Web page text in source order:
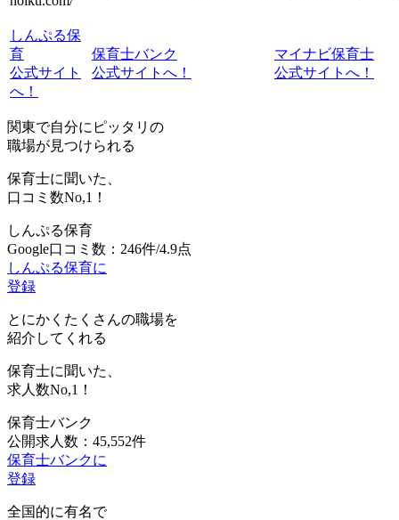
しんぷる保
育
公式サイト
へ！
保育士バンク
公式サイトへ！
マイナビ保育士
公式サイトへ！
関東で自分にピッタリの
職場が見つけられる
保育士に聞いた、
口コミ数No,1！
しんぷる保育
Google口コミ数：246件/4.9点
しんぷる保育に
登録
とにかくたくさんの職場を
紹介してくれる
保育士に聞いた、
求人数No,1！
保育士バンク
公開求人数：45,552件
保育士バンクに
登録
全国的に有名で